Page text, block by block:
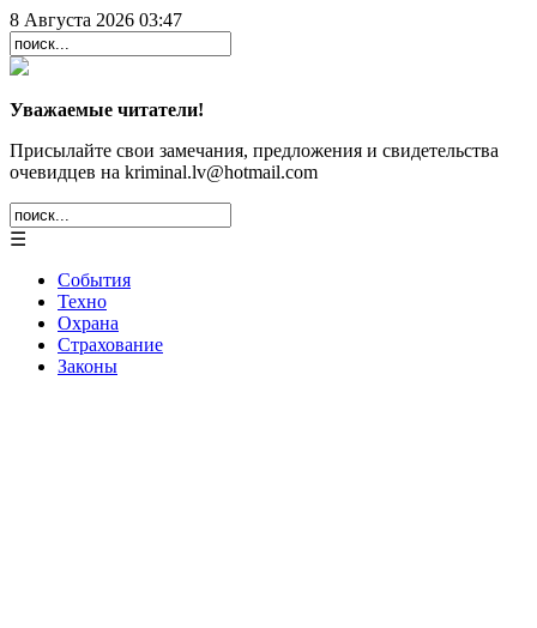
8 Августа 2026 03:47
Уважаемые читатели!
Присылайте свои замечания, предложения и свидетельства
очевидцев на kriminal.lv@hotmail.com
☰
События
Техно
Охрана
Страхование
Законы